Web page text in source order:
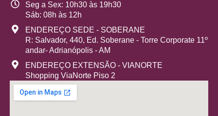
Seg a Sex: 10h30 às 19h30
Sáb: 08h às 12h
ENDEREÇO SEDE - SOBERANE
R: Salvador, 440, Ed. Soberane - Torre Corporate 11º
andar- Adrianópolis - AM
ENDEREÇO EXTENSÃO - VIANORTE
Shopping ViaNorte Piso 2